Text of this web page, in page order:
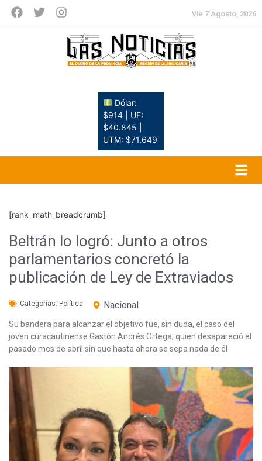
Vie 7 Agosto, 2026
Dólar:
$914 | UF:
$40.845 |
UTM: $71.649
[rank_math_breadcrumb]
Beltrán lo logró: Junto a otros
parlamentarios concretó la
publicación de Ley de Extraviados
Categorías: Política Nacional
Su bandera para alcanzar el objetivo fue, sin duda, el caso del
joven curacautinense Gastón Andrés Ortega, quien desapareció el
pasado mes de abril sin que hasta ahora se sepa nada de él